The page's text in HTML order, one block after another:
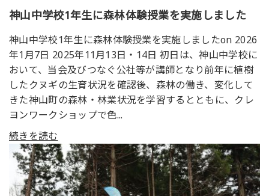
神山中学校1年生に森林体験授業を実施しました
神山中学校1年生に森林体験授業を実施しましたon 2026
年1月7日 2025年11月13日・14日 初日は、神山中学校に
おいて、当会及びつなぐ公社等が講師となり前年に植樹
したクヌギの生育状況を確認後、森林の働き、変化して
きた神山町の森林・林業状況を学習するとともに、クレ
ヨンワークショップで色...
続きを読む